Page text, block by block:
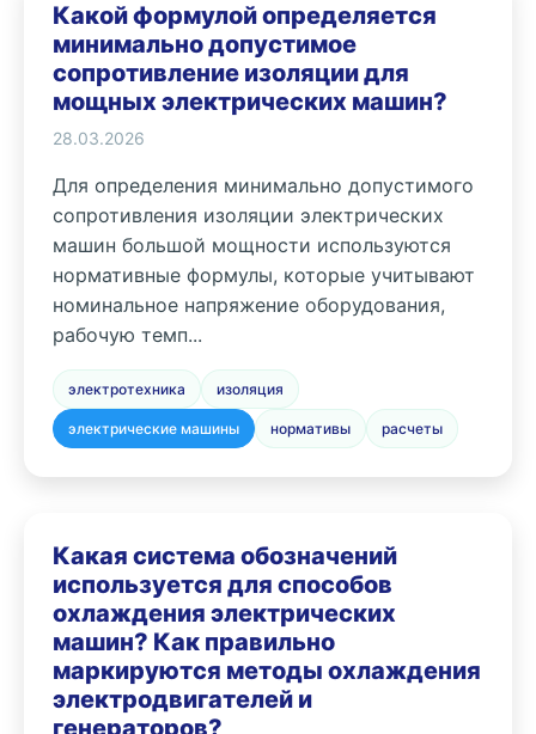
Какой формулой определяется
минимально допустимое
сопротивление изоляции для
мощных электрических машин?
28.03.2026
Для определения минимально допустимого
сопротивления изоляции электрических
машин большой мощности используются
нормативные формулы, которые учитывают
номинальное напряжение оборудования,
рабочую темп...
электротехника изоляция
электрические машины нормативы расчеты
Какая система обозначений
используется для способов
охлаждения электрических
машин? Как правильно
маркируются методы охлаждения
электродвигателей и
генераторов?